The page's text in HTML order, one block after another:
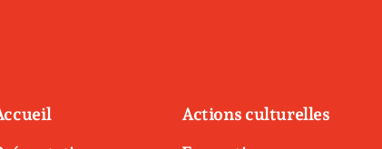
Actions culturelles